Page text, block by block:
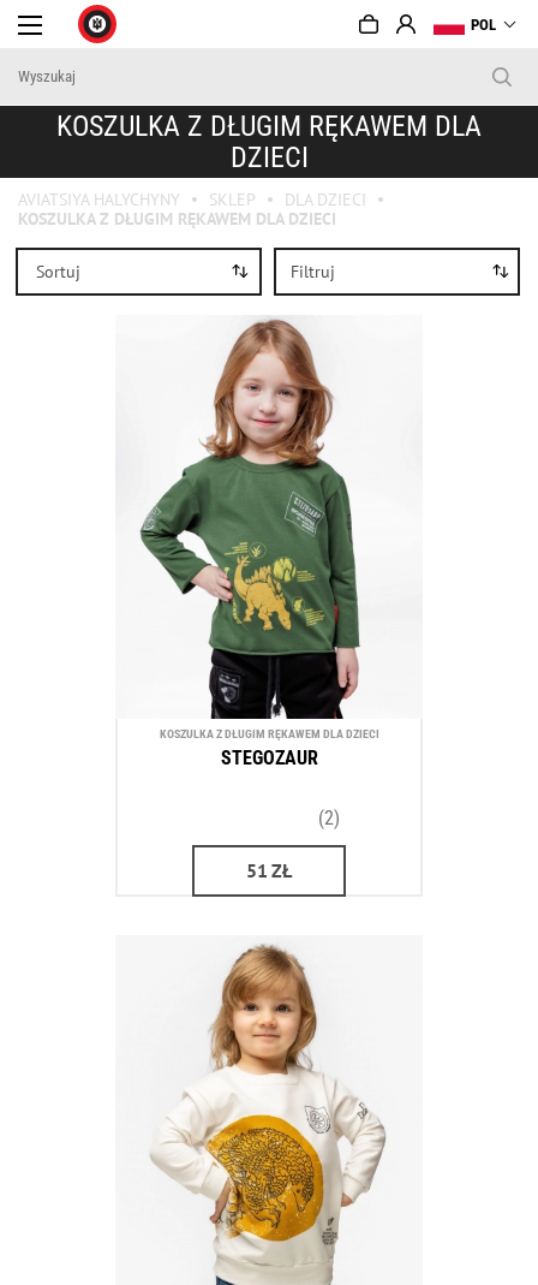
POL
KOSZULKA Z DŁUGIM RĘKAWEM DLA
DZIECI
AVIATSIYA HALYCHYNY SKLEP
DLA DZIECI
KOSZULKA Z DŁUGIM RĘKAWEM DLA DZIECI
Filtruj
Sortuj
KOSZULKA Z DŁUGIM RĘKAWEM DLA DZIECI
STEGOZAUR
(2)
51 ZŁ